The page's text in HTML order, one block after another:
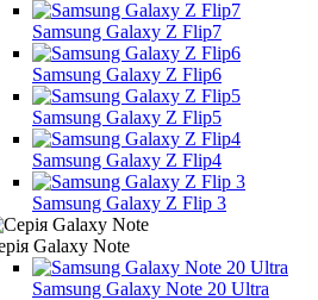
Samsung Galaxy Z Flip7
Samsung Galaxy Z Flip6
Samsung Galaxy Z Flip5
Samsung Galaxy Z Flip4
Samsung Galaxy Z Flip 3
Galaxy Note
Samsung Galaxy Note 20 Ultra